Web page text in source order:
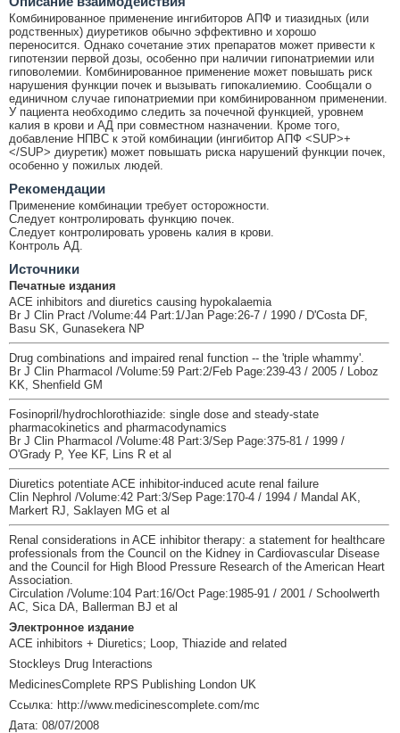
Комбинированное применение ингибиторов АПФ и тиазидных (или
родственных) диуретиков обычно эффективно и хорошо
переносится. Однако сочетание этих препаратов может привести к
гипотензии первой дозы, особенно при наличии гипонатриемии или
гиповолемии. Комбинированное применение может повышать риск
нарушения функции почек и вызывать гипокалиемию. Сообщали о
единичном случае гипонатриемии при комбинированном применении.
У пациента необходимо следить за почечной функцией, уровнем
калия в крови и АД при совместном назначении. Кроме того,
добавление НПВС к этой комбинации (ингибитор АПФ <SUP>+
</SUP> диуретик) может повышать риска нарушений функции почек,
особенно у пожилых людей.
Рекомендации
Применение комбинации требует осторожности.
Следует контролировать функцию почек.
Следует контролировать уровень калия в крови.
Контроль АД.
Источники
Печатные издания
ACE inhibitors and diuretics causing hypokalaemia
Br J Clin Pract /Volume:44 Part:1/Jan Page:26-7 / 1990 / D'Costa DF,
Basu SK, Gunasekera NP
Drug combinations and impaired renal function -- the 'triple whammy'.
Br J Clin Pharmacol /Volume:59 Part:2/Feb Page:239-43 / 2005 / Loboz
KK, Shenfield GM
Fosinopril/hydrochlorothiazide: single dose and steady-state
pharmacokinetics and pharmacodynamics
Br J Clin Pharmacol /Volume:48 Part:3/Sep Page:375-81 / 1999 /
O'Grady P, Yee KF, Lins R et al
Diuretics potentiate ACE inhibitor-induced acute renal failure
Clin Nephrol /Volume:42 Part:3/Sep Page:170-4 / 1994 / Mandal AK,
Markert RJ, Saklayen MG et al
Renal considerations in ACE inhibitor therapy: a statement for healthcare
professionals from the Council on the Kidney in Cardiovascular Disease
and the Council for High Blood Pressure Research of the American Heart
Association.
Circulation /Volume:104 Part:16/Oct Page:1985-91 / 2001 / Schoolwerth
AC, Sica DA, Ballerman BJ et al
Электронное издание
ACE inhibitors + Diuretics; Loop, Thiazide and related
Stockleys Drug Interactions
MedicinesComplete RPS Publishing London UK
Ссылка: http://www.medicinescomplete.com/mc
Дата: 08/07/2008